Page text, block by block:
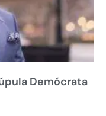
Demócrata